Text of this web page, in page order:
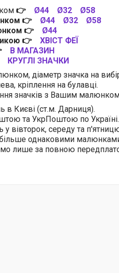
👉 Ø44 Ø32
Ø58
👉 Ø44 Ø32
Ø58
👉 Ø44
👉 ХВІСТ ФЕЇ
В МАГАЗИН
КРУГЛІ ЗНАЧКИ
діаметр значка на
кріплення на булавці.
значків з Вашим
в Києві (ст.м. Дарниця).
та УкрПоштою по Україні.
у вівторок, середу та
однаковими
лише за повною